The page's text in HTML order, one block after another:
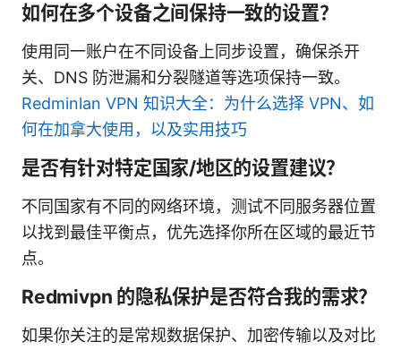
如何在多个设备之间保持一致的设置？
使用同一账户在不同设备上同步设置，确保杀开
关、DNS 防泄漏和分裂隧道等选项保持一致。
Redminlan VPN 知识大全：为什么选择 VPN、如
何在加拿大使用，以及实用技巧
是否有针对特定国家/地区的设置建议？
不同国家有不同的网络环境，测试不同服务器位置
以找到最佳平衡点，优先选择你所在区域的最近节
点。
Redmivpn 的隐私保护是否符合我的需求？
如果你关注的是常规数据保护、加密传输以及对比